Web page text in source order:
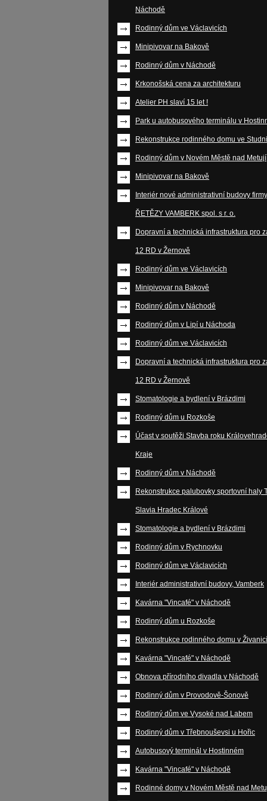
Náchodě
Rodinný dům ve Václavicích
Minipivovar na Bakově
Rodinný dům v Náchodě
Krkonošská cena za architekturu
Atelier PH slaví 15 let !
Park u autobusového terminálu v
Rekonstrukce rodinného domu ve
Rodinný dům v Novém Městě nad Metují
Minipivovar na Bakově
Interiér nové administrativní budovy firmy
ŘETĚZY VAMBERK spol. s r. o.
Dopravní a technická infrastruktura pro
12 RD v Žernově
Rodinný dům ve Václavicích
Minipivovar na Bakově
Rodinný dům v Náchodě
Rodinný dům v Lipí u Náchoda
Rodinný dům ve Václavicích
Dopravní a technická infrastruktura pro
12 RD v Žernově
Stomatologie a bydlení v Brázdimi
Rodinný dům u Rozkoše
Účast v soutěži Stavba roku
Kraje
Rodinný dům v Náchodě
Rekonstrukce palubovky sportovní haly
Slavia Hradec Králové
Stomatologie a bydlení v Brázdimi
Rodinný dům v Rychnovku
Rodinný dům ve Václavicích
Interiér administrativní budovy, Vamberk
Kavárna "Vincafé" v Náchodě
Rodinný dům u Rozkoše
Rekonstrukce rodinného domu v
Kavárna "Vincafé" v Náchodě
Obnova přírodního divadla v Náchodě
Rodinný dům v Provodově-Šonově
Rodinný dům ve Vysoké nad Labem
Rodinný dům v Třebnouševsi u Hořic
Autobusový terminál v Hostinném
Kavárna "Vincafé" v Náchodě
Rodinné domy v Novém Městě nad